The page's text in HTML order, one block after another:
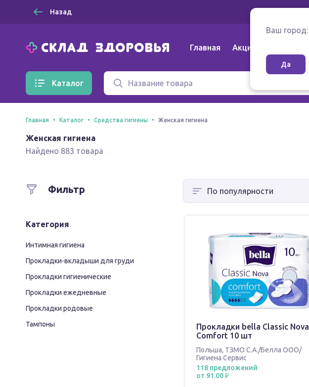
Назад
Главная Акции
Каталог
Ваш город:
Да
Главная Каталог Средства гигиены Женская гигиена
Женская гигиена
Найдено 883 товара
Фильтр
Категория
Интимная гигиена
Прокладки-вкладыши для груди
Прокладки гигиенические
Прокладки ежедневные
Прокладки родовые
Тампоны
Прокладки bella Classic Nova
Сomfort 10 шт
Польша, ТЗМО С.А./Белла ООО/
Гигиена Сервис
118 предложений
от 91.00 ₽